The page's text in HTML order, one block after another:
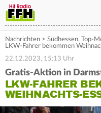
Nachrichten > Südhessen, Top-
LKW-Fahrer bekommen
22.12.2023, 15:13 Uhr
Gratis-Aktion in
LKW-FAHRER
WEIHNACHTS-